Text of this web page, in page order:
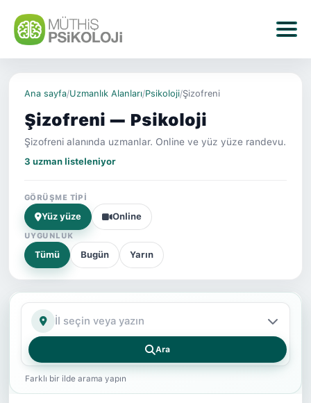
Ana sayfa/Uzmanlık Alanları/Psikoloji/Şizofreni
Şizofreni — Psikoloji
Şizofreni alanında uzmanlar. Online ve yüz yüze randevu.
3 uzman listeleniyor
GÖRÜŞME TIPI
Yüz yüze Online
UYGUNLUK
Tümü Bugün Yarın
İl
Ara
Farklı bir ilde arama yapın